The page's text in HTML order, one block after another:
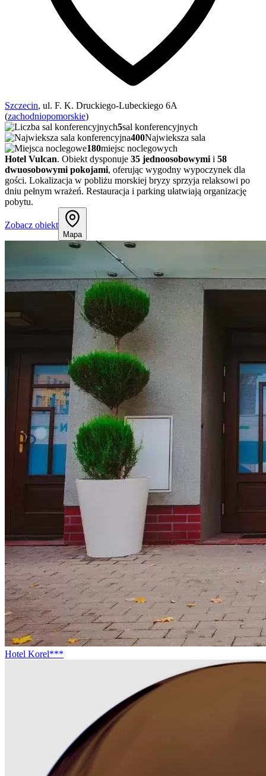
Szczecin, ul. F. K. Druckiego-Lubeckiego 6A
(zachodniopomorskie)
5sal konferencyjnych
400Najwieksza sala
180miejsc noclegowych
Hotel Vulcan. Obiekt dysponuje 35 jednoosobowymi i 58
dwuosobowymi pokojami, oferując wygodny wypoczynek dla
gości. Lokalizacja w pobliżu morskiej bryzy sprzyja relaksowi po
dniu pełnym wrażeń. Restauracja i parking ułatwiają organizację
pobytu.
Zobacz obiekt
Mapa
Hotel Korel***